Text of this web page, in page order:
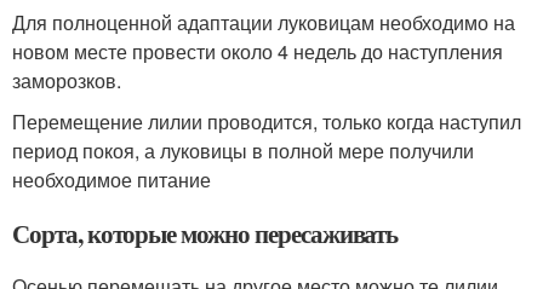
Для полноценной адаптации луковицам необходимо на
новом месте провести около 4 недель до наступления
заморозков.
Перемещение лилии проводится, только когда наступил
период покоя, а луковицы в полной мере получили
необходимое питание
Сорта, которые можно пересаживать